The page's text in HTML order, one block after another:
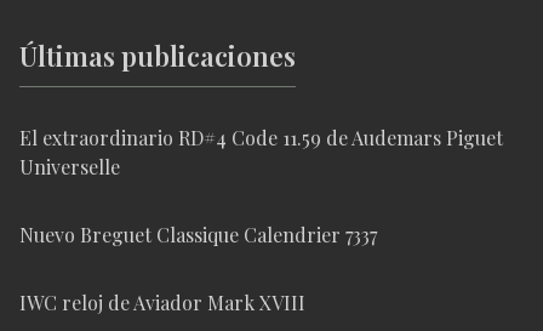
Últimas publicaciones
El extraordinario RD#4 Code 11.59 de Audemars Piguet
Universelle
Nuevo Breguet Classique Calendrier 7337
IWC reloj de Aviador Mark XVIII